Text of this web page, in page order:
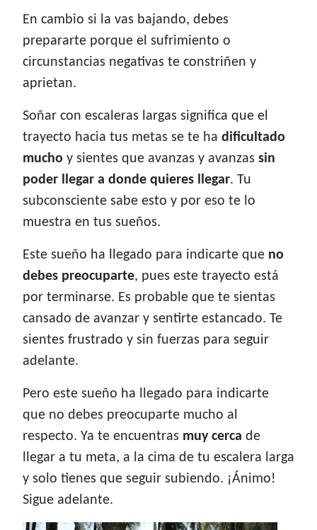
En cambio si la vas bajando, debes
prepararte porque el sufrimiento o
circunstancias negativas te constriñen y
aprietan.
Soñar con escaleras largas significa que el
trayecto hacia tus metas se te ha dificultado
mucho y sientes que avanzas y avanzas sin
poder llegar a donde quieres llegar. Tu
subconsciente sabe esto y por eso te lo
muestra en tus sueños.
Este sueño ha llegado para indicarte que no
debes preocuparte, pues este trayecto está
por terminarse. Es probable que te sientas
cansado de avanzar y sentirte estancado. Te
sientes frustrado y sin fuerzas para seguir
adelante.
Pero este sueño ha llegado para indicarte
que no debes preocuparte mucho al
respecto. Ya te encuentras muy cerca de
llegar a tu meta, a la cima de tu escalera larga
y solo tienes que seguir subiendo. ¡Ánimo!
Sigue adelante.